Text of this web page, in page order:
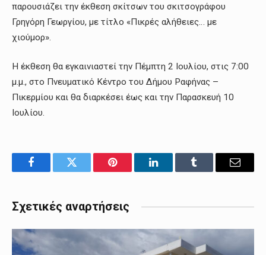
παρουσιάζει την έκθεση σκίτσων του σκιτσογράφου
Γρηγόρη Γεωργίου, με τίτλο «Πικρές αλήθειες… με
χιούμορ».
Η έκθεση θα εγκαινιαστεί την Πέμπτη 2 Ιουλίου, στις 7:00
μ.μ., στο Πνευματικό Κέντρο του Δήμου Ραφήνας –
Πικερμίου και θα διαρκέσει έως και την Παρασκευή 10
Ιουλίου.
FacebookTwitter Pinterest LinkedInTumblr Email
Σχετικές αναρτήσεις